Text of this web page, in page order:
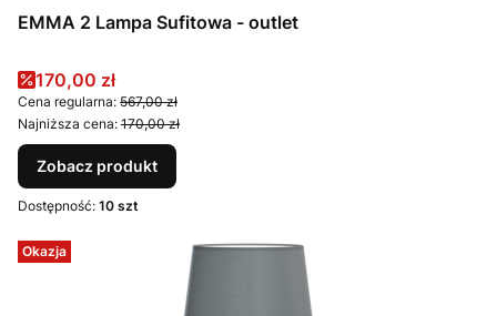
EMMA 2 Lampa Sufitowa - outlet
Cena promocyjna
170,00 zł
Cena regularna: 567,00 zł
Najniższa cena: 170,00 zł
Zobacz produkt
Dostępność: 10 szt
Okazja